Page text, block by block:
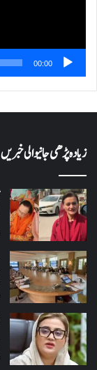
00:00
زیادہ پڑھی جانیوالی خبریں